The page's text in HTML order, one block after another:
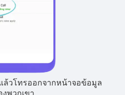
ล้วโทรออกจากหน้าจอข้อมูล
พวกเขา